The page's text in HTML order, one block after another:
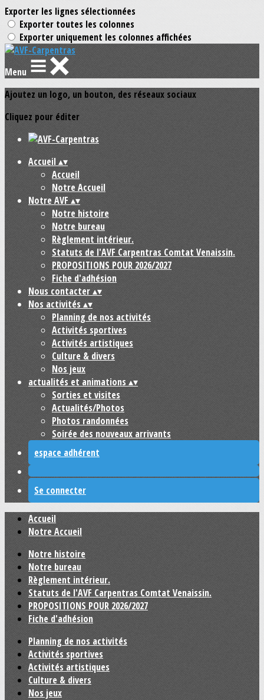
Exporter les lignes sélectionnées
Exporter toutes les colonnes
Exporter uniquement les colonnes affichées
Menu
Ajoutez un logo, un bouton, des réseaux sociaux
Cliquez pour éditer
Accueil▴▾
Accueil
Notre Accueil
Notre AVF ▴▾
Notre histoire
Notre bureau
Règlement intérieur.
Statuts de l'AVF Carpentras Comtat Venaissin.
PROPOSITIONS POUR 2026/2027
Fiche d'adhésion
Nous contacter▴▾
Nos activités ▴▾
Planning de nos activités
Activités sportives
Activités artistiques
Culture & divers
Nos jeux
actualités et animations ▴▾
Sorties et visites
Actualités/Photos
Photos randonnées
Soirée des nouveaux arrivants
espace adhérent
Se connecter
Accueil
Notre Accueil
Notre histoire
Notre bureau
Règlement intérieur.
Statuts de l'AVF Carpentras Comtat Venaissin.
PROPOSITIONS POUR 2026/2027
Fiche d'adhésion
Planning de nos activités
Activités sportives
Activités artistiques
Culture & divers
Nos jeux